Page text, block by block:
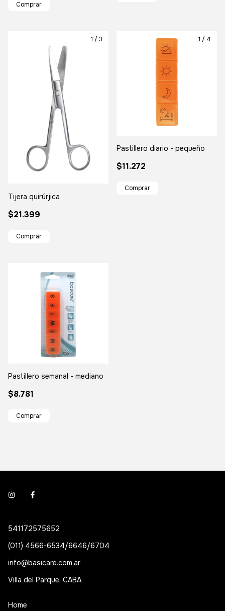
1 / 3
Tijera quirúrjica
$21.399
1 / 4
Pastillero diario - pequeño
$11.272
Pastillero semanal - mediano
$8.781
541172575652
(011) 4566-6534/6646/6704
info@basicare.com.ar
Villa del Parque, CABA
Home